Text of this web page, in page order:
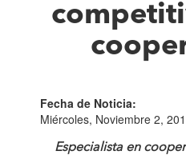
Fecha de Noticia:
Miércoles, Noviembre 2,
Especialista en